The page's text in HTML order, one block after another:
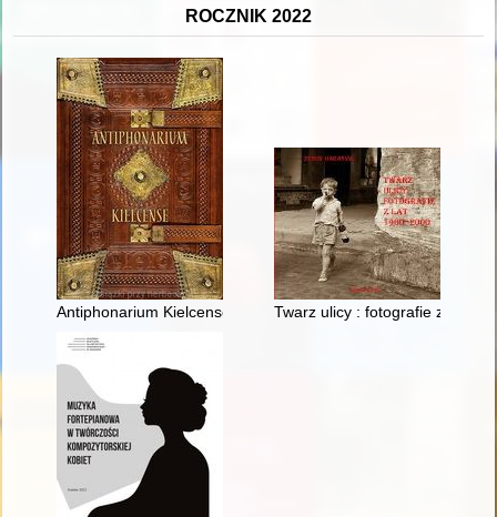
ROCZNIK 2022
Antiphonarium Kielcense = Antyfonarz Kolegiaty Kieleckiej
Twarz ulicy : fotografie z lat